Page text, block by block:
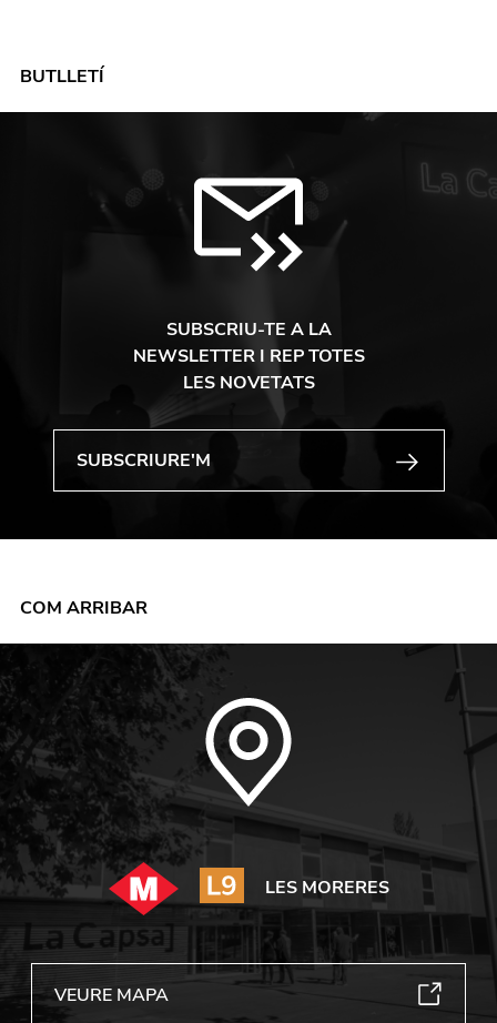
BUTLLETÍ
SUBSCRIU-TE A LA
NEWSLETTER I REP TOTES
LES NOVETATS
COM ARRIBAR
LES MORERES
VEURE MAPA